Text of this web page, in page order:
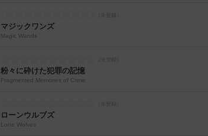
マジックワンズ
Magic Wands
粉々に砕けた犯罪の記憶
Fragmented Memories of Crime
ローンウルブズ
Lone Wolves